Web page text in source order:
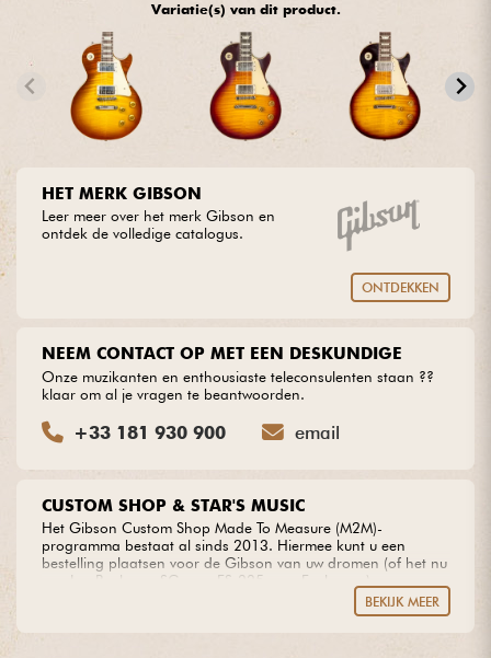
HiFi
Sets
Bekijk onze merken
Variatie(s) van dit product.
HET MERK GIBSON
Leer meer over het merk Gibson en
ontdek de volledige catalogus.
ONTDEKKEN
CUSTOM SHOP & STAR'S MUSIC
Het Gibson Custom Shop Made To Measure (M2M)-
programma bestaat al sinds 2013. Hiermee kunt u een
bestelling plaatsen voor de Gibson van uw dromen (of het nu
een Les Paul, een SG, een ES-335, een Explorer...), waarvan u
de kenmerken precies hebt bepaald. Het is dit programma
waarop we een beroep kunnen doen om onze eigen M2M-
BEKIJK MEER
NEEM CONTACT OP MET EEN DESKUNDIGE
Onze muzikanten en enthousiaste teleconsulenten staan ??
klaar om al je vragen te beantwoorden.
+33 181 930 900 email